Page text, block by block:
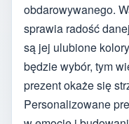
obdarowywanego.
sprawia radość
są jej ulubione
będzie wybór, tym
prezent okaże się
Personalizowane